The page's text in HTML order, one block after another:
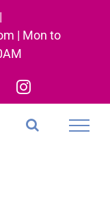
| Mon to
Instagram